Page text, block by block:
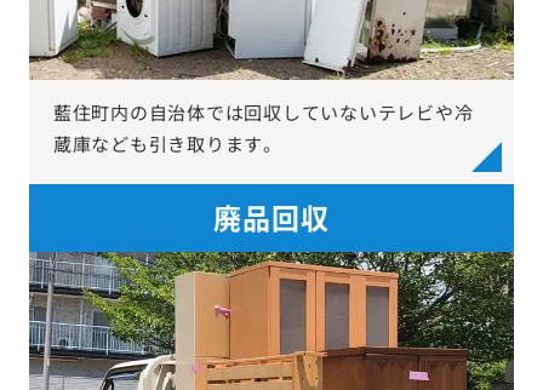
藍住町内の自治体では回収していないテレビや冷
蔵庫なども引き取ります。
廃品回収